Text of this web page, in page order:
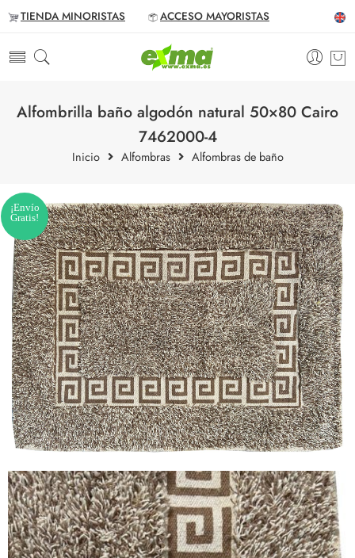
TIENDA MINORISTAS ACCESO MAYORISTAS
Alfombrilla baño algodón natural 50×80 Cairo
7462000-4
Inicio Alfombras Alfombras de baño
¡Envío
Gratis!